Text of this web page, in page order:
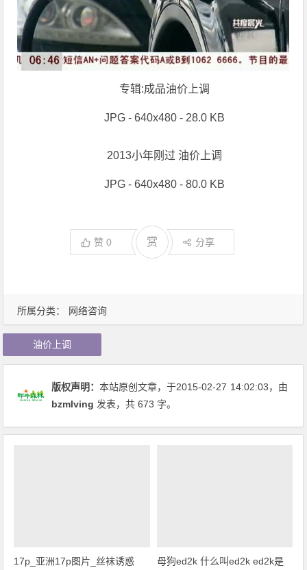
所属分类： 网络咨询
专辑:成品油价上调
JPG - 640x480 - 28.0 KB
2013小年刚过 油价上调
JPG - 640x480 - 80.0 KB
赞0 赏 分享
油价上调
版权声明：本站原创文章，于2015-02-27 14:02:03，由
bzmlving 发表，共 673 字。
17p_亚洲17p图片_丝袜诱惑
母狗ed2k 什么叫ed2k ed2k是